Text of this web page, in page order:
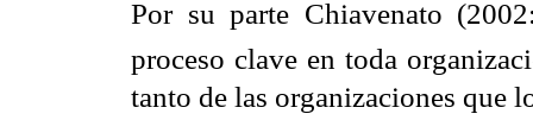
Por su parte Chiavenato
proceso clave en toda
tanto de las organizaciones que